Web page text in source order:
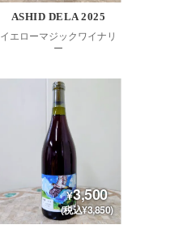
ASHID DELA 2025
イエローマジックワイナリ
ー
3,500
(税込¥3,850)